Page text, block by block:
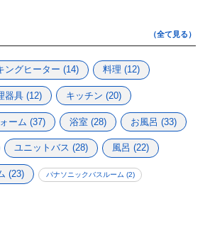
（全て見る）
ングヒーター (14) 料理 (12)
器具(12) キッチン (20)
ーム (37) 浴室 (28) お風呂 (33)
ユニットバス (28) 風呂 (22)
(23) パナソニックバスルーム (2)